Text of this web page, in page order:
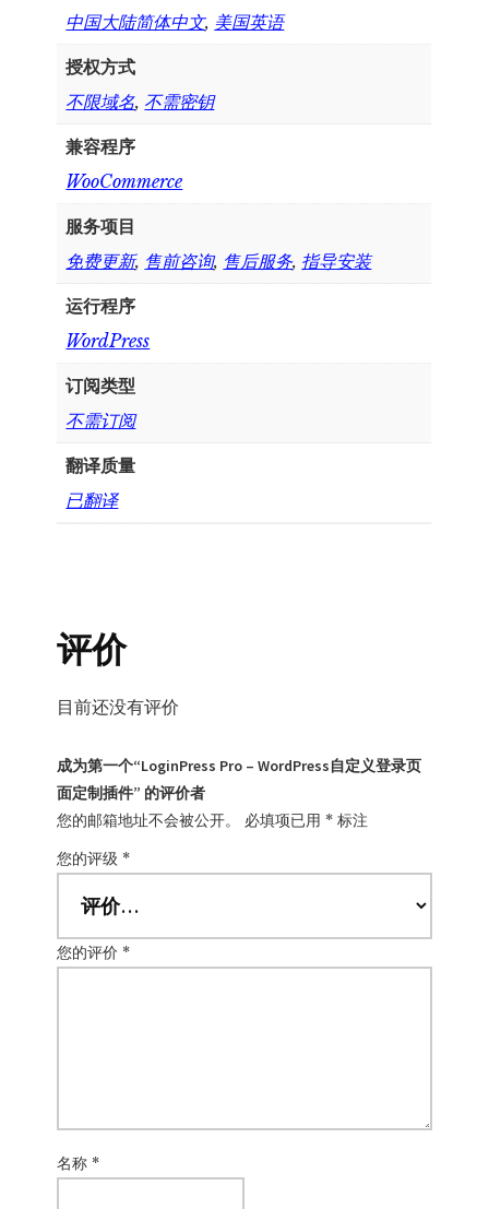
中国大陆简体中文, 美国英语
授权方式
不限域名, 不需密钥
兼容程序
WooCommerce
服务项目
免费更新, 售前咨询, 售后服务, 指导安装
运行程序
WordPress
订阅类型
不需订阅
翻译质量
已翻译
评价
目前还没有评价
成为第一个“LoginPress Pro – WordPress自定义登录页
面定制插件” 的评价者
您的邮箱地址不会被公开。
必填项已用 * 标注
您的评级 *
您的评价 *
名称 *